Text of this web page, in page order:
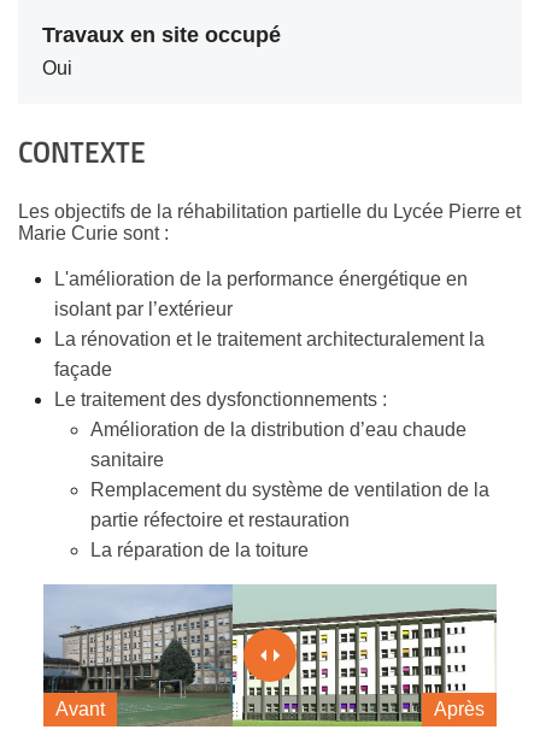
Travaux en site occupé
Oui
CONTEXTE
Les objectifs de la réhabilitation partielle du Lycée Pierre et
Marie Curie sont :
L'amélioration de la performance énergétique en
isolant par l’extérieur
La rénovation et le traitement architecturalement la
façade
Le traitement des dysfonctionnements :
Amélioration de la distribution d’eau chaude
sanitaire
Remplacement du système de ventilation de la
partie réfectoire et restauration
La réparation de la toiture
Après
Avant